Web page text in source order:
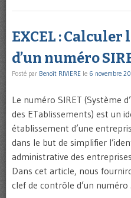
EXCEL :
d’un numéro
Posté par Benoît RIVIERE le 6 novembre
Le numéro SIRET (Système
des ETablissements) est un
établissement d’une
dans le but de simplifier
administrative des
Dans cet article, nous
clef de contrôle d’un numéro